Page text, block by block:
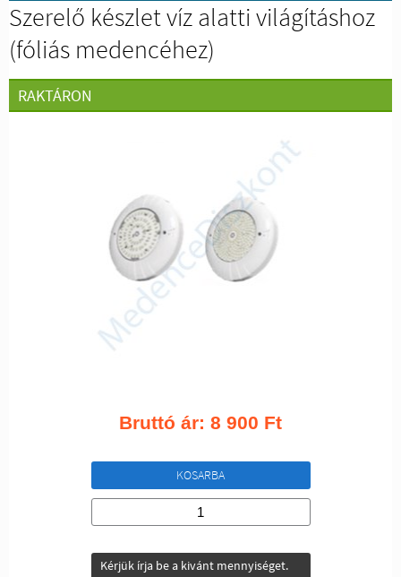
Szerelő készlet víz alatti világításhoz
(fóliás medencéhez)
RAKTÁRON
Bruttó ár: 8 900 Ft
KOSARBA
Kérjük írja be a kivánt mennyiséget.